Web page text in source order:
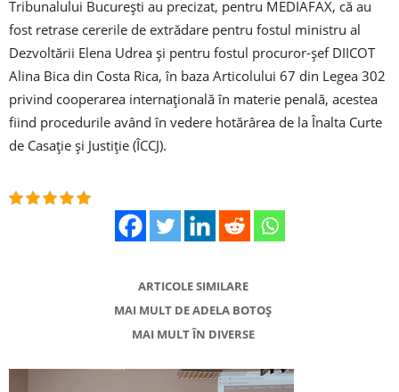
Tribunalului Bucureşti au precizat, pentru MEDIAFAX, că au
fost retrase cererile de extrădare pentru fostul ministru al
Dezvoltării Elena Udrea şi pentru fostul procuror-şef DIICOT
Alina Bica din Costa Rica, în baza Articolului 67 din Legea 302
privind cooperarea internaţională în materie penală, acestea
fiind procedurile având în vedere hotărârea de la Înalta Curte
de Casaţie şi Justiţie (ÎCCJ).
ARTICOLE SIMILARE
MAI MULT DE ADELA BOTOȘ
MAI MULT ÎN DIVERSE